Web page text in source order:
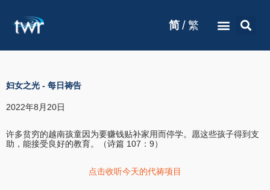
简 / 繁
妇女之光 - 每日祷告
2022年8月20日
许多贫穷的越南孩童因为要赚钱贴补家用而停学。愿这些孩子得到支
助，能接受良好的教育。（诗篇 107：9）
点击收听今天的代祷项目